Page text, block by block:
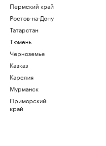
Пермский край
Ростов-на-Дону
Татарстан
Тюмень
Черноземье
Кавказ
Карелия
Мурманск
Приморский
край